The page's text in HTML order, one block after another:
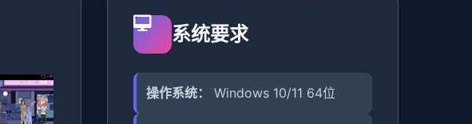
系统要求
操作系统： Windows 10/11 64位